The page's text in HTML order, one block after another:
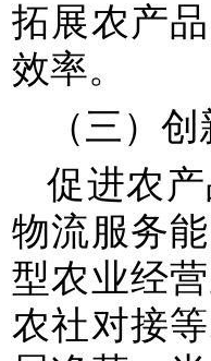
拓展农产
效率。
（三）
促进农
物流服务
型农业经
农社对接